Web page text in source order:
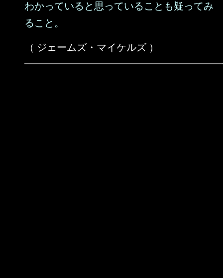
わかっていると思っていることも疑ってみ
ること。
（ ジェームズ・マイケルズ ）